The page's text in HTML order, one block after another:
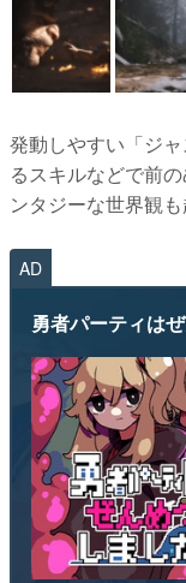
発動しやすい「ジ
るスキルなどで前
ンタジーな世界観
AD
勇者パーティは